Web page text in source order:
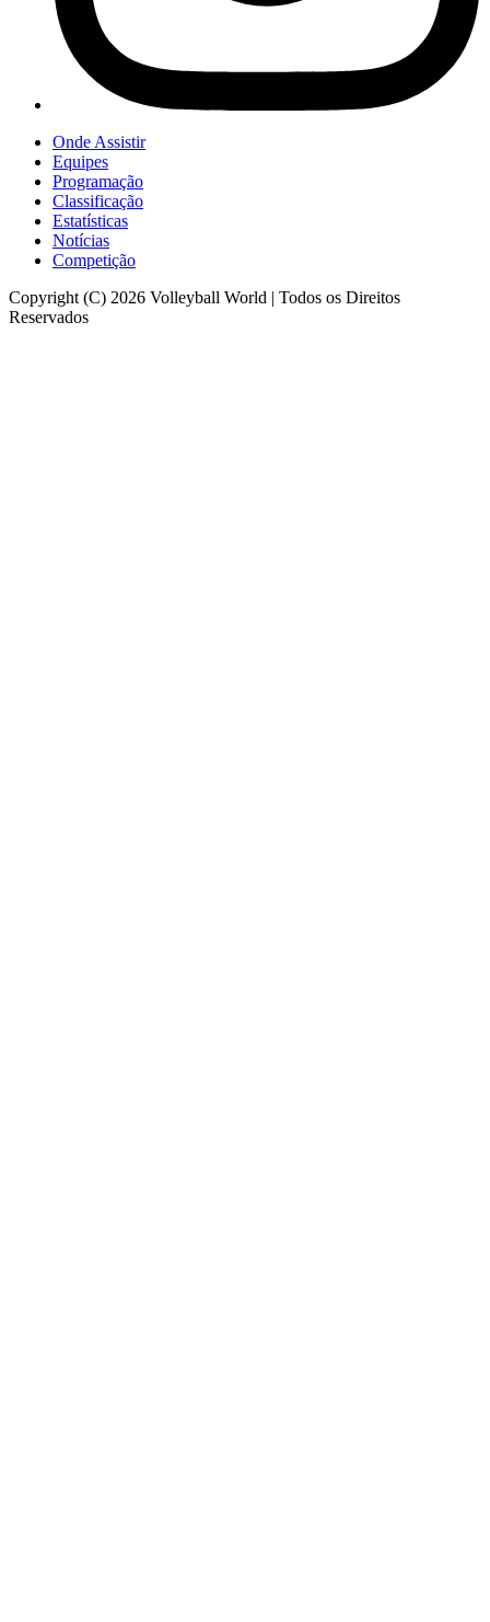
Onde Assistir
Equipes
Programação
Classificação
Estatísticas
Notícias
Competição
Copyright (C) 2026 Volleyball World | Todos os Direitos
Reservados